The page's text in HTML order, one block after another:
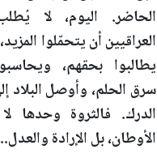
الحاضر. اليوم، لا
العراقيين أن يتحمّلوا
يطالبوا بحقهم،
سرق الحلم، وأوصل البلاد
الدرك. فالثروة وحدها
الأوطان، بل الإرادة